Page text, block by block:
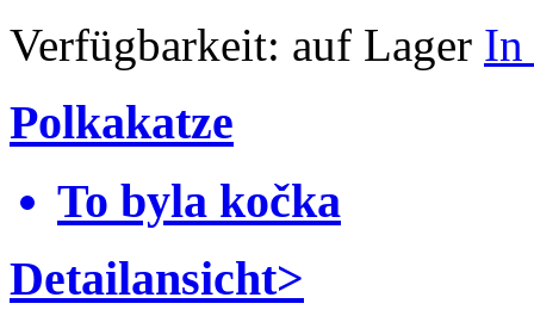
Verfügbarkeit: auf Lager In
Polkakatze
To byla kočka
Detailansicht>